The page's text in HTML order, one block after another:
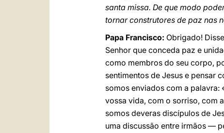
santa missa. De que modo
tornar construtores de paz nas
Papa Francisco: Obrigado!
Senhor que conceda paz e
como membros do seu corpo,
sentimentos de Jesus e pensar
somos enviados com a palavra:
vossa vida, com o sorriso, com
somos deveras discípulos de
uma discussão entre irmãos —